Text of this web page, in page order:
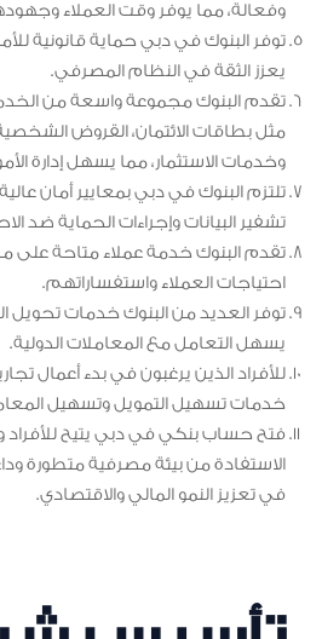
وفعالة، مما يوفر وقت العملاء
توفر البنوك في دبي حماية قانونية
يعزز الثقة في النظام المصرفي.
تقدم البنوك مجموعة واسعة من
مثل بطاقات الائتمان، القروض
وخدمات الاستثمار، مما يسهل إدارة
تلتزم البنوك في دبي بمعايير أمان
تشفير البيانات وإجراءات الحماية ضد
تقدم البنوك خدمة عملاء متاحة على
احتياجات العملاء واستفساراتهم.
توفر العديد من البنوك خدمات تحويل
يسهل التعامل مع المعاملات الدولية.
للأفراد الذين يرغبون في بدء أعمال
خدمات تسهيل التمويل وتسهيل
فتح حساب بنكي في دبي يتيح للأفراد
الاستفادة من بيئة مصرفية متطورة
في تعزيز النمو المالي والاقتصادي.